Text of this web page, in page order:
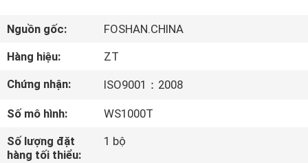
SẢN
PHẨM
CHÚNG
TÔI
Nguồn gốc:
FOSHAN.CHINA
Hàng hiệu:
ZT
Chứng nhận:
ISO9001：2008
Số mô hình:
WS1000T
Số lượng đặt
hàng tối thiểu:
1 bộ